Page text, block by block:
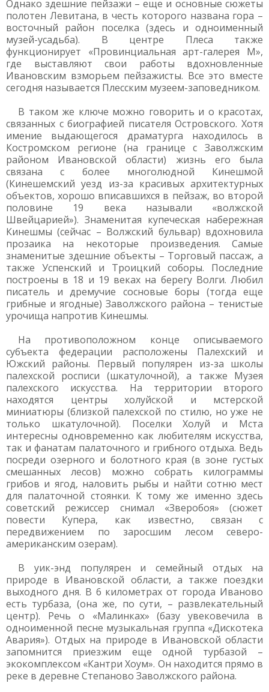
Однако здешние пейзажи – еще и основные сюжеты
полотен Левитана, в честь которого названа гора –
восточный район поселка (здесь и одноименный
музей-усадьба). В центре Плеса также
функционирует «Провинциальная арт-галерея М»,
где выставляют свои работы вдохновленные
Ивановским взморьем пейзажисты. Все это вместе
сегодня называется Плесским музеем-заповедником.
В таком же ключе можно говорить и о красотах,
связанных с биографией писателя Островского. Хотя
имение выдающегося драматурга находилось в
Костромском регионе (на границе с Заволжским
районом Ивановской области) жизнь его была
связана с более многолюдной Кинешмой
(Кинешемский уезд из-за красивых архитектурных
объектов, хорошо вписавшихся в пейзаж, во второй
половине 19 века называли «волжской
Швейцарией»). Знаменитая купеческая набережная
Кинешмы (сейчас – Волжский бульвар) вдохновила
прозаика на некоторые произведения. Самые
знаменитые здешние объекты – Торговый пассаж, а
также Успенский и Троицкий соборы. Последние
построены в 18 и 19 веках на берегу Волги. Любил
писатель и дремучие сосновые боры (тогда еще
грибные и ягодные) Заволжского района – тенистые
урочища напротив Кинешмы.
На противоположном конце описываемого
субъекта федерации расположены Палехский и
Южский районы. Первый популярен из-за школы
палехской росписи (шкатулочной), а также Музея
палехского искусства. На территории второго
находятся центры холуйской и мстерской
миниатюры (близкой палехской по стилю, но уже не
только шкатулочной). Поселки Холуй и Мста
интересны одновременно как любителям искусства,
так и фанатам палаточного и грибного отдыха. Ведь
посреди озерного и болотного края (в зоне густых
смешанных лесов) можно собрать килограммы
грибов и ягод, наловить рыбы и найти сотню мест
для палаточной стоянки. К тому же именно здесь
советский режиссер снимал «Зверобоя» (сюжет
повести Купера, как известно, связан с
передвижением по заросшим лесом северо-
американским озерам).
В уик-энд популярен и семейный отдых на
природе в Ивановской области, а также поездки
выходного дня. В 6 километрах от города Иваново
есть турбаза, (она же, по сути, – развлекательный
центр). Речь о «Малинках» (базу увековечила в
одноименной песне музыкальная группа «Дискотека
Авария»). Отдых на природе в Ивановской области
запомнится приезжим еще одной турбазой –
экокомплексом «Кантри Хоум». Он находится прямо в
реке в деревне Степаново Заволжского района.